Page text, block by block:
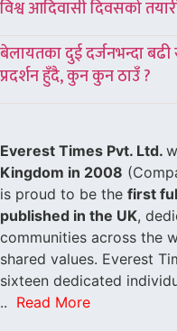
विश्व आदिवासी दिवसको
बेलायतका दुई दर्जनभन्दा
प्रदर्शन हुँदै, कुन कुन ठाउँ ?
Everest Times Pvt. Ltd.
Kingdom in 2008
is proud to be the first
published in the UK,
communities across the
shared values. Everest
sixteen dedicated
.. Read More